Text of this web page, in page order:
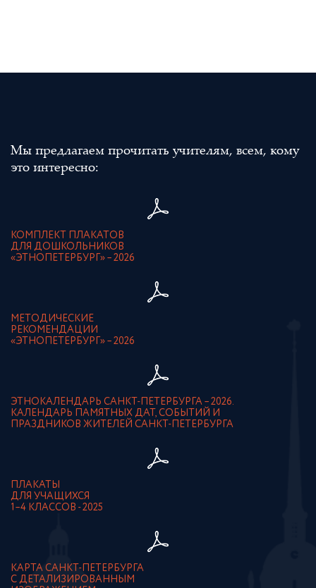
Мы предлагаем прочитать учителям, всем, кому
это интересно:
КОМПЛЕКТ ПЛАКАТОВ
ДЛЯ ДОШКОЛЬНИКОВ
«ЭТНОПЕТЕРБУРГ» – 2026
МЕТОДИЧЕСКИЕ
РЕКОМЕНДАЦИИ
«ЭТНОПЕТЕРБУРГ» – 2026
ЭТНОКАЛЕНДАРЬ САНКТ-ПЕТЕРБУРГА – 2026.
КАЛЕНДАРЬ ПАМЯТНЫХ ДАТ, СОБЫТИЙ И
ПРАЗДНИКОВ ЖИТЕЛЕЙ САНКТ-ПЕТЕРБУРГА
ПЛАКАТЫ
ДЛЯ УЧАЩИХСЯ
1–4 КЛАССОВ - 2025
КАРТА САНКТ-ПЕТЕРБУРГА
С ДЕТАЛИЗИРОВАННЫМ